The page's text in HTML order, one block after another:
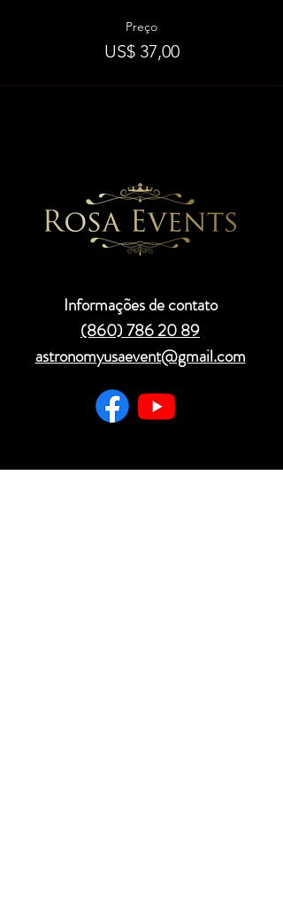
Preço
US$ 37,00
Informações de contato
(860) 786 20 89
astronomyusaevent@gmail.com